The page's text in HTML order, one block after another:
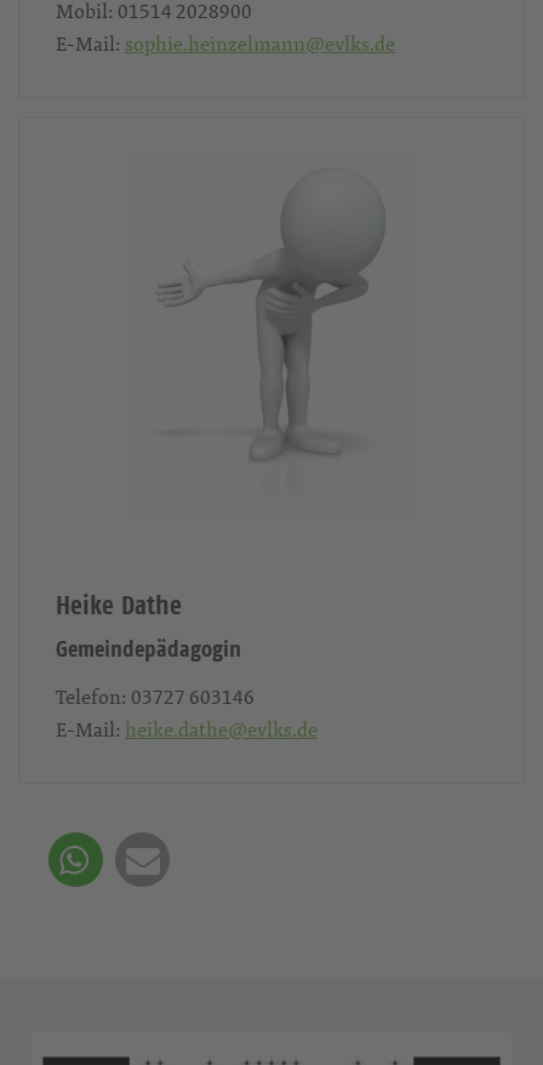
Mobil: 01514 2028900
E-Mail: sophie.heinzelmann@evlks.de
Heike Dathe
Gemeindepädagogin
Telefon: 03727 603146
E-Mail: heike.dathe@evlks.de